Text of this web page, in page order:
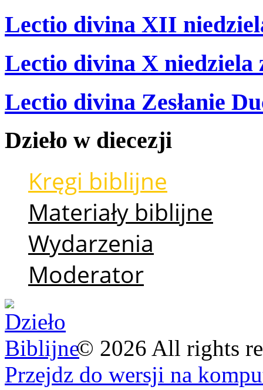
Lectio divina XII
Lectio divina X niedziela
Lectio divina Zesłanie
Dzieło w diecezji
Kręgi biblijne
Materiały biblijne
Wydarzenia
Moderator
© 2026 All rights
Przejdz do wersji na